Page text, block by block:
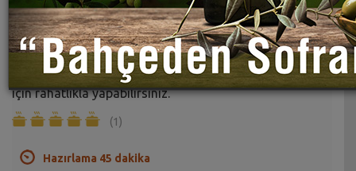
Sahrap Soysal
Erişim peynirli bu börek tarifini kalabalık misafirleriniz
için rahatlıkla yapabilirsiniz.
(1)
Hazırlama 45 dakika